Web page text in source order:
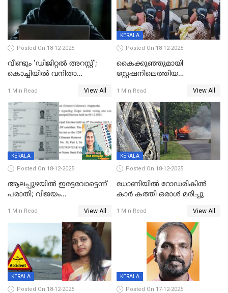
Posted On 18-12-2025
വീണ്ടും 'ഡിജിറ്റല്‍ അറസ്റ്റ്';
കൊച്ചിയില്‍ വനിതാ
കോടി രൂപ
1 Min Read View All
KERALA
Posted On 18-12-2025
കൈക്കുഞ്ഞുമായി
സ്റ്റേഷനിലെത്തിയ
കരണത്തടിച്ചു; CC ടിവി
ദൃശ്യങ്ങൾ പുറത്ത്
1 Min Read View All
KERALA
Posted On 18-12-2025
ആലപ്പുഴയിൽ ഇരട്ടവോട്ടെന്ന്
പരാതി; വിജയം
വാർഡിലെ എൽഡിഎഫ്
സ്ഥാനാർത്ഥി
1 Min Read View All
KERALA
Posted On 18-12-2025
ധോണിയിൽ റോഡരികിൽ
കാർ കത്തി ഒരാൾ മരിച്ചു
1 Min Read View All
KERALA
Posted On 18-12-2025
KERALA
Posted On 17-12-2025